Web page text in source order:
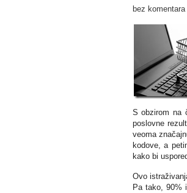
bez komentara
S obzirom na
poslovne
veoma
kodove, a
kako bi
Ovo
Pa tako, 90%